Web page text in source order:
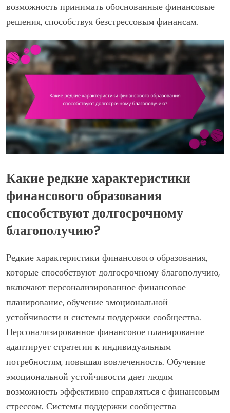
возможность принимать обоснованные финансовые
решения, способствуя безстрессовым финансам.
Какие редкие характеристики
финансового образования
способствуют долгосрочному
благополучию?
Редкие характеристики финансового образования,
которые способствуют долгосрочному благополучию,
включают персонализированное финансовое
планирование, обучение эмоциональной
устойчивости и системы поддержки сообщества.
Персонализированное финансовое планирование
адаптирует стратегии к индивидуальным
потребностям, повышая вовлеченность. Обучение
эмоциональной устойчивости дает людям
возможность эффективно справляться с финансовым
стрессом. Системы поддержки сообщества